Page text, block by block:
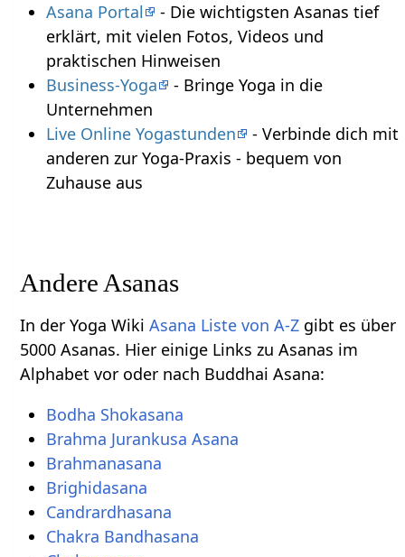
Asana Portal
- Die wichtigsten Asanas tief
erklärt, mit vielen Fotos, Videos und
praktischen Hinweisen
Business-Yoga
- Bringe Yoga in die
Unternehmen
Live Online Yogastunden
- Verbinde dich mit
anderen zur Yoga-Praxis - bequem von
Zuhause aus
Andere Asanas
In der Yoga WikiAsana Liste von A-Z gibt es über
5000 Asanas. Hier einige Links zu Asanas im
Alphabet vor oder nach Buddhai Asana:
Bodha Shokasana
Brahma Jurankusa Asana
Brahmanasana
Brighidasana
Candrardhasana
Chakra Bandhasana